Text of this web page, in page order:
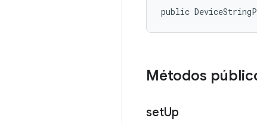
public
Métodos
setUp